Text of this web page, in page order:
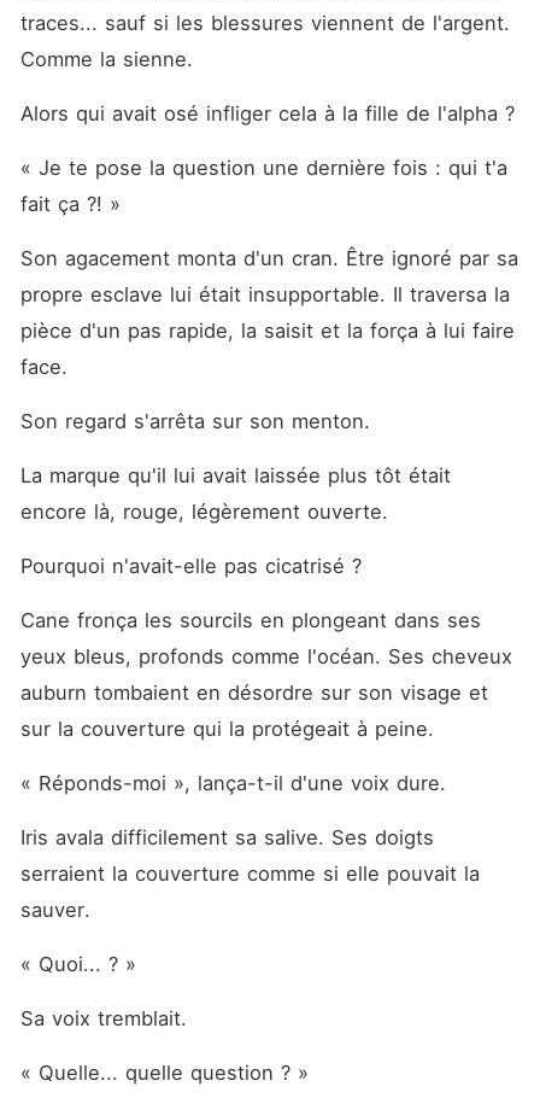
traces... sauf si les blessures viennent de l'argent.
Comme la sienne.
Alors qui avait osé infliger cela à la fille de l'alpha ?
« Je te pose la question une dernière fois : qui t'a
fait ça ?! »
Son agacement monta d'un cran. Être ignoré par sa
propre esclave lui était insupportable. Il traversa la
pièce d'un pas rapide, la saisit et la força à lui faire
face.
Son regard s'arrêta sur son menton.
La marque qu'il lui avait laissée plus tôt était
encore là, rouge, légèrement ouverte.
Pourquoi n'avait-elle pas cicatrisé ?
Cane fronça les sourcils en plongeant dans ses
yeux bleus, profonds comme l'océan. Ses cheveux
auburn tombaient en désordre sur son visage et
sur la couverture qui la protégeait à peine.
« Réponds-moi », lança-t-il d'une voix dure.
Iris avala difficilement sa salive. Ses doigts
serraient la couverture comme si elle pouvait la
sauver.
« Quoi... ? »
Sa voix tremblait.
« Quelle... quelle question ? »